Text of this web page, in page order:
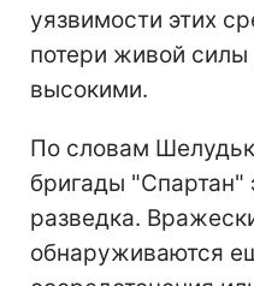
уязвимости этих
потери живой силы
высокими.
По словам
бригады "Спартан"
разведка.
обнаруживаются